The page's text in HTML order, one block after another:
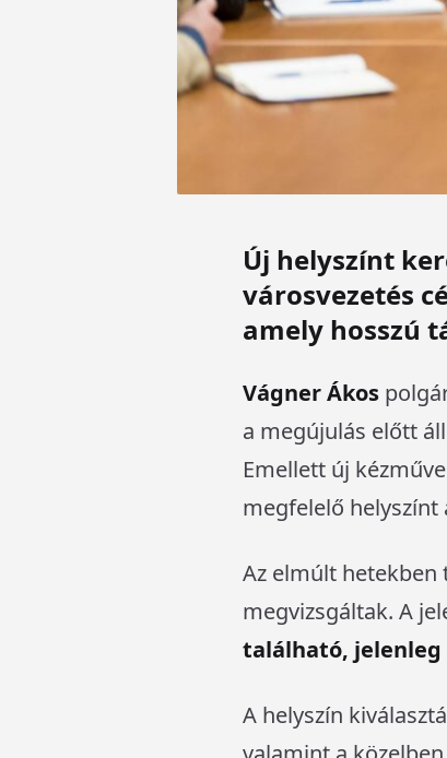
Új helyszínt
városvezetés
amely hosszú
Vágner Ákos
a megújulás előtt
Emellett új
megfelelő helyszínt
Az elmúlt hetekben
megvizsgáltak. A
található,
A helyszín